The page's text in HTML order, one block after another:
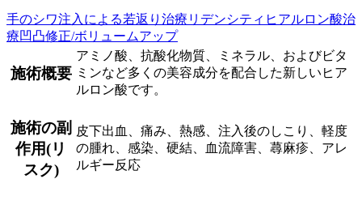
手のシワ注入による若返り治療 リデンシティ ヒアルロン酸治
療凹凸修正/ボリュームアップ
施術概要
アミノ酸、抗酸化物質、ミネラル、およびビタ
ミンなど多くの美容成分を配合した新しいヒア
ルロン酸です。
施術の副
作用(リ
スク)
皮下出血、痛み、熱感、注入後のしこり、軽度
の腫れ、感染、硬結、血流障害、蕁麻疹、アレ
ルギー反応